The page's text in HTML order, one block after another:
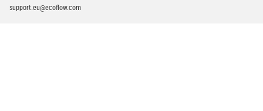
support.eu@ecoflow.com